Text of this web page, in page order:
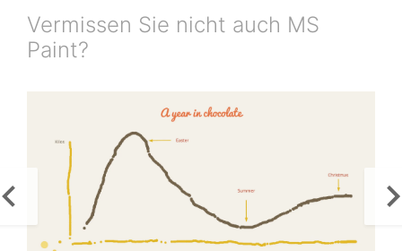
Vermissen Sie nicht auch MS
Paint?